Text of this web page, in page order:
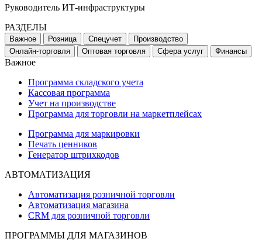
Руководитель ИТ-инфраструктуры
РАЗДЕЛЫ
Важное Розница Спецучет
Производство
Онлайн-торговля
Оптовая торговля Сфера услуг Финансы
Важное
Программа складского учета
Кассовая программа
Учет на производстве
Программа для торговли на маркетплейсах
Программа для маркировки
Печать ценников
Генератор штрихкодов
АВТОМАТИЗАЦИЯ
Автоматизация розничной торговли
Автоматизация магазина
CRM для розничной торговли
ПРОГРАММЫ ДЛЯ МАГАЗИНОВ